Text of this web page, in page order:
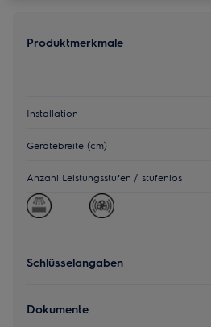
Produktmerkmale
Installation
Gerätebreite (cm)
Anzahl Leistungsstufen / stufenlos
Schlüsselangaben
Dokumente